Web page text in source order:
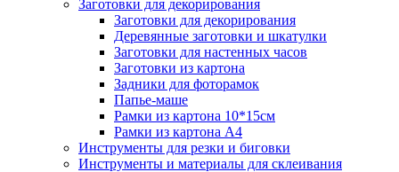
Заготовки для декорирования
Заготовки для декорирования
Деревянные заготовки и шкатулки
Заготовки для настенных часов
Заготовки из картона
Задники для фоторамок
Папье-маше
Рамки из картона 10*15см
Рамки из картона А4
Инструменты для резки и биговки
Инструменты и материалы для склеивания